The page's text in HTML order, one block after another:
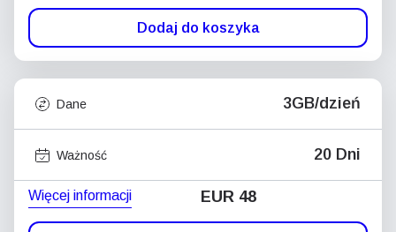
Dodaj do koszyka
Dane 3GB/dzień
Ważność 20 Dni
Więcej informacji EUR 48